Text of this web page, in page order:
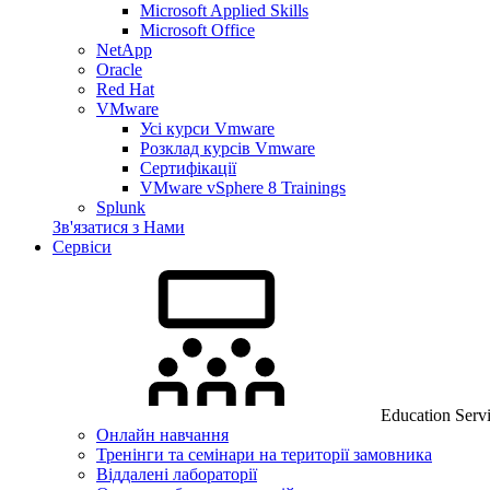
Microsoft Applied Skills
Microsoft Office
NetApp
Oracle
Red Hat
VMware
Усі курси Vmware
Розклад курсів Vmware
Сертифікації
VMware vSphere 8 Trainings
Splunk
Зв'язатися з Нами
Сервіси
Education
Онлайн навчання
Тренінги та семінари на території замовника
Віддалені лабораторії